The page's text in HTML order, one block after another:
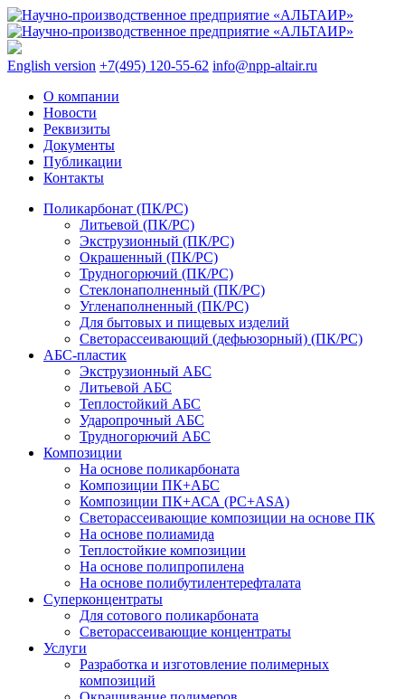
English version +7(495) 120-55-62 info@npp-altair.ru
О компании
Новости
Реквизиты
Документы
Публикации
Контакты
Поликарбонат (ПК/PC)
Литьевой (ПК/PC)
Экструзионный (ПК/PC)
Окрашенный (ПК/PC)
Трудногорючий (ПК/PC)
Стеклонаполненный (ПК/PC)
Угленаполненный (ПК/PC)
Для бытовых и пищевых изделий
Светорассеивающий (дефьюзорный) (ПК/PC)
АБС-пластик
Экструзионный АБС
Литьевой АБС
Теплостойкий АБС
Ударопрочный АБС
Трудногорючий АБС
Композиции
На основе поликарбоната
Композиции ПК+АБС
Композиции ПК+АСА (PC+ASA)
Светорассеивающие композиции на основе ПК
На основе полиамида
Теплостойкие композиции
На основе полипропилена
На основе полибутилентерефталата
Суперконцентраты
Для сотового поликарбоната
Светорассеивающие концентраты
Услуги
Разработка и изготовление полимерных
композиций